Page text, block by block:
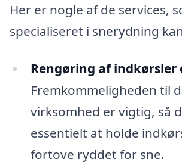
Her er nogle af de services,
specialiseret i snerydning
Rengøring af indkørsler
Fremkommeligheden til
virksomhed er vigtig, så
essentielt at holde
fortove ryddet for sne.